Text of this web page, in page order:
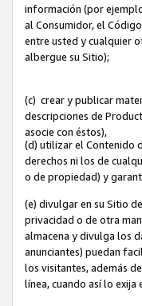
información (por
al Consumidor, el
entre usted y cualquier
albergue su Sitio);
(c) crear y publicar
descripciones de
asocie con éstos),
(d) utilizar el Contenido
derechos ni los de
o de propiedad) y
(e) divulgar en su Sitio
privacidad o de otra
almacena y divulga los
anunciantes) puedan
los visitantes, además
línea, cuando así lo